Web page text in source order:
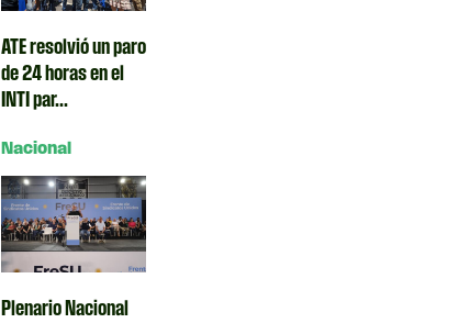
ATE resolvió un paro
de 24 horas en el
INTI par...
Nacional
Plenario Nacional